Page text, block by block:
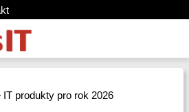
IT produkty pro rok 2026